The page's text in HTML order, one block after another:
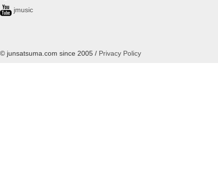
jmusic
© junsatsuma.com since 2005 / Privacy Policy